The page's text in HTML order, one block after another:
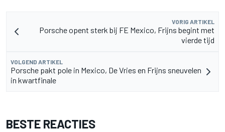
VORIG ARTIKEL
Porsche opent sterk bij FE Mexico, Frijns begint met
vierde tijd
VOLGEND ARTIKEL
Porsche pakt pole in Mexico, De Vries en Frijns sneuvelen
in kwartfinale
BESTE REACTIES